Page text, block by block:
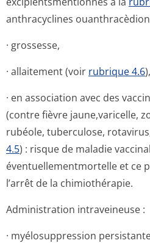
anthracyclines
· grossesse,
· allaitement (voir rubrique 4.6),
· en association avec des
(contre fièvre jaune,varicelle,
rubéole, tuberculose,
4.5) : risque de maladie
éventuellemen­tmortelle et ce
l’arrêt de la chimiothérapie.
Administration intraveineuse :
· myélosuppression